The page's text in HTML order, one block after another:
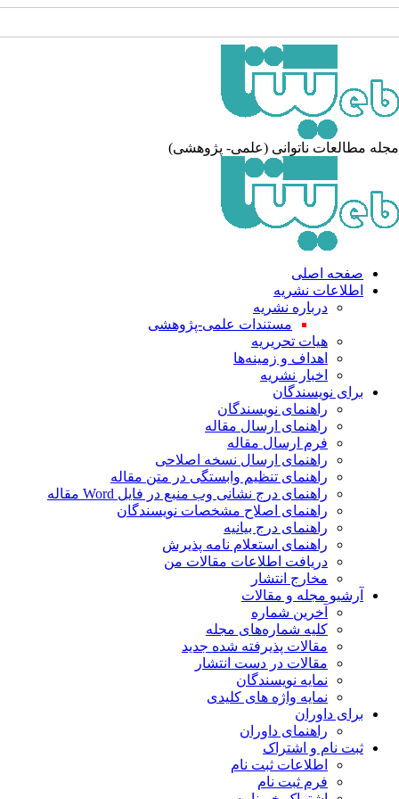
مطالعات ناتوانی (علمی- پژوهشی)
صفحه اصلی
اطلاعات نشریه
درباره نشریه
مستندات علمی-پژوهشی
هیات تحریریه
اهداف و زمینه‌ها
اخبار نشریه
برای نویسندگان
راهنمای نویسندگان
راهنمای ارسال مقاله
فرم ارسال مقاله
راهنمای ارسال نسخه اصلاحی
راهنمای تنظیم وابستگی در متن مقاله
راهنمای درج نشانی وب منبع در فایل Word مقاله
راهنمای اصلاح مشخصات نویسندگان
راهنمای درج بیانیه
راهنمای استعلام نامه پذیرش
دریافت اطلاعات مقالات من
مخارج انتشار
آرشیو مجله و مقالات
آخرین شماره
کلیه شماره‌های مجله
مقالات پذیرفته شده جدید
مقالات در دست انتشار
نمایه نویسندگان
نمایه واژه های کلیدی
برای داوران
راهنمای داوران
ثبت نام و اشتراک
اطلاعات ثبت نام
فرم ثبت نام